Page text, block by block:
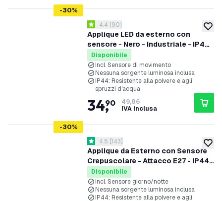
-30%
Applique LED da esterno con
sensore - Nero - Industriale - IP44
- Attacco E27
apri il cassetto delle recensioni
4.4 stelle di valutazione
4.4 [90]
Disponibile
Incl. Sensore di movimento
Nessuna sorgente luminosa inclusa
IP44: Resistente alla polvere e agli
spruzzi d'acqua
34,
90
49,86
IVA inclusa
-30%
Applique da Esterno con Sensore
Crepuscolare - Attacco E27 - IP44 -
Nero
apri il cassetto delle recensioni
4.5 stelle di valutazione
4.5 [143]
Disponibile
Incl. Sensore giorno/notte
Nessuna sorgente luminosa inclusa
IP44: Resistente alla polvere e agli